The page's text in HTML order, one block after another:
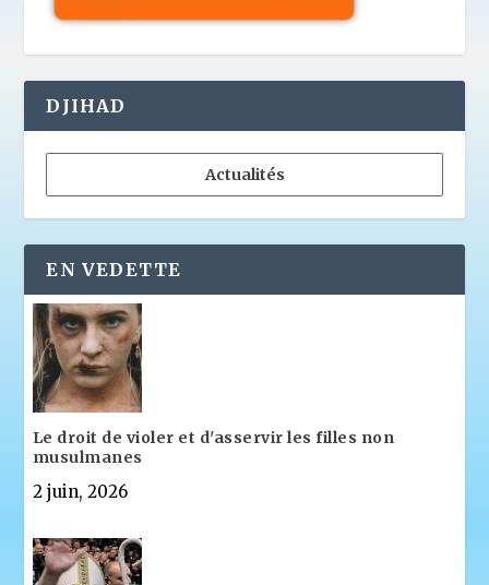
DJIHAD
Actualités
EN VEDETTE
Le droit de violer et d'asservir les filles non
musulmanes
2 juin, 2026